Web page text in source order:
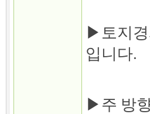
▶토지경
입니다.
▶주 방